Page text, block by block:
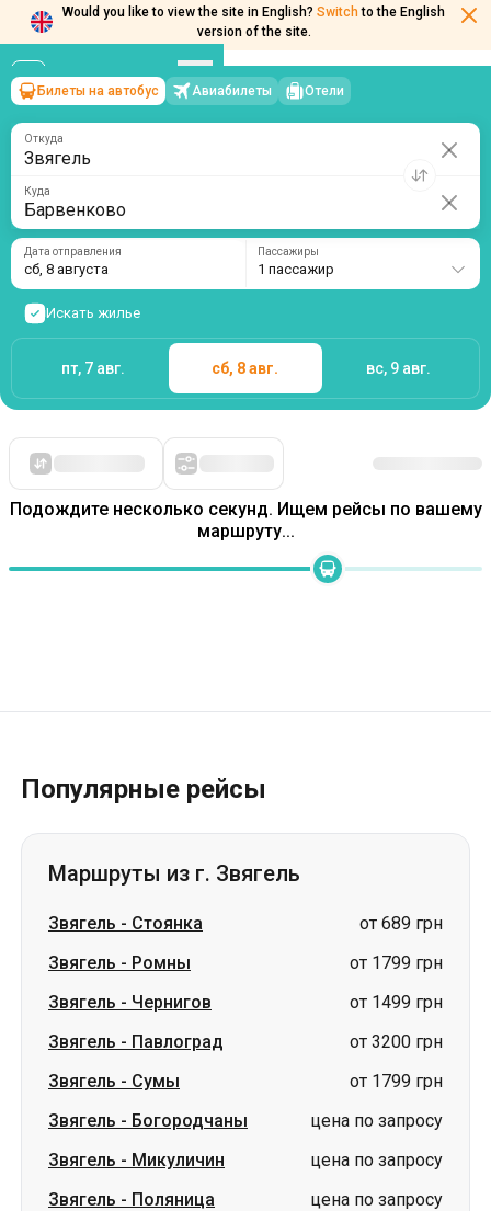
Would you like to view the site in English? Switch to the English
version of the site.
Звягель→Барвенково
сб, 8 августа/1 пассажир
Билеты на автобус Авиабилеты Отели
Откуда
Куда
Дата отправления
сб, 8 августа
Пассажиры
1 пассажир
Искать жилье
пт, 7 авг. сб, 8 авг. вс, 9 авг.
Подождите несколько секунд. Ищем рейсы по вашему
маршруту...
Популярные рейсы
Маршруты из г. Звягель
Звягель - Стоянка
от 689 грн
Звягель - Ромны
от 1799 грн
Звягель - Чернигов
от 1499 грн
Звягель - Павлоград
от 3200 грн
Звягель - Сумы
от 1799 грн
Звягель - Богородчаны
цена по запросу
Звягель - Микуличин
цена по запросу
Звягель - Поляница
цена по запросу